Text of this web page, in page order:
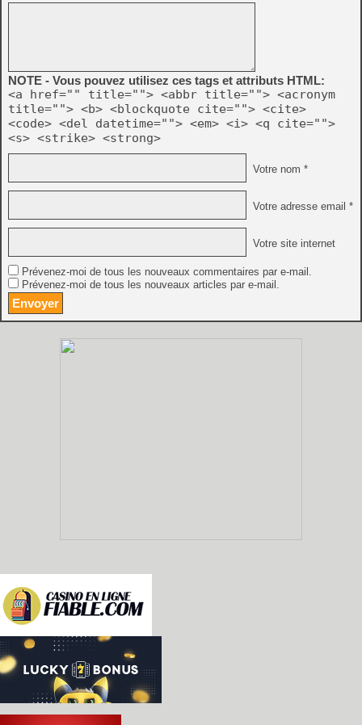
NOTE - Vous pouvez utilisez ces tags et attributs HTML:
<a href="" title=""> <abbr title=""> <acronym
title=""> <b> <blockquote cite=""> <cite>
<code> <del datetime=""> <em> <i> <q cite="">
<s> <strike> <strong>
Votre nom *
Votre adresse email *
Votre site internet
Prévenez-moi de tous les nouveaux commentaires par e-mail.
Prévenez-moi de tous les nouveaux articles par e-mail.